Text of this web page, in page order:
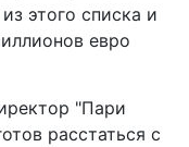
этого списка и
евро
"Пари
расстаться с